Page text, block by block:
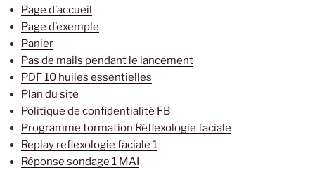
Page d’accueil
Page d’exemple
Panier
Pas de mails pendant le lancement
PDF 10 huiles essentielles
Plan du site
Politique de confidentialité FB
Programme formation Réflexologie faciale
Replay reflexologie faciale 1
Réponse sondage 1 MAI